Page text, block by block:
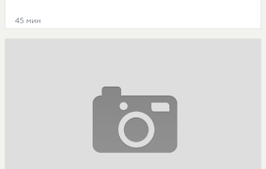
45 мин